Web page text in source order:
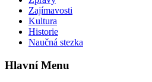
Zajímavosti
Kultura
Historie
Naučná stezka
Hlavní Menu